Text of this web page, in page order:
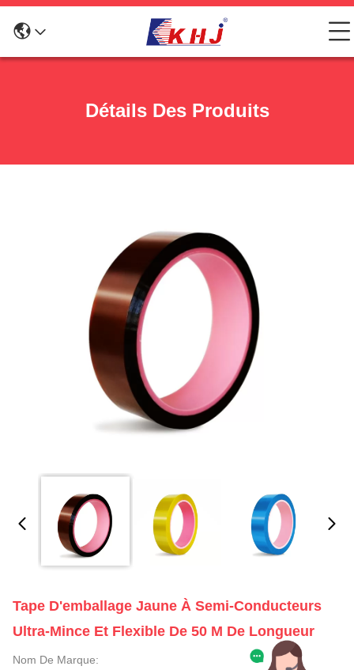
Détails Des Produits
Tape D'emballage Jaune À Semi-Conducteurs
Ultra-Mince Et Flexible De 50 M De Longueur
Nom De Marque: